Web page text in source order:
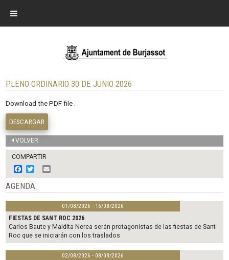
PLENO ORDINARIO 30 DE JUNIO 2026
Download the PDF file .
DESCARGAR
VOLVER
COMPARTIR
F
a
c
e
b
o
o
k
w
i
t
t
e
r
m
i
l
AGENDA
01/08/2026 - 16/08/2026
FIESTAS DE SANT ROC 2026
Carlos Baute y Maldita Nerea serán protagonistas de las fiestas de Sant
Roc que se iniciarán con los traslados
02/08/2026 - 08/08/2026